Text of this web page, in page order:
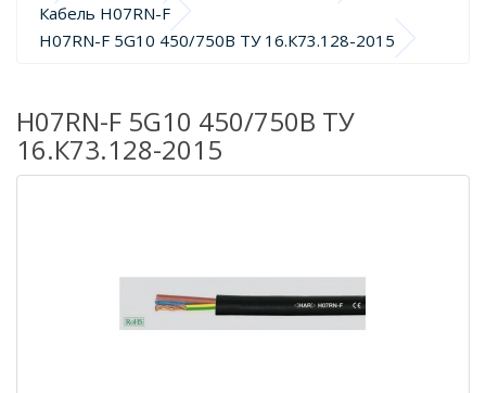
Кабель H07RN-F
H07RN-F 5G10 450/750В ТУ 16.К73.128-2015
H07RN-F 5G10 450/750В ТУ
16.К73.128-2015